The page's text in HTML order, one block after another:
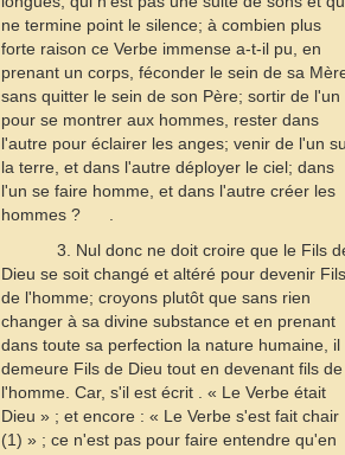
ne termine point le silence; à combien plus
forte raison ce Verbe immense a-t-il pu, en
prenant un corps, féconder le sein de sa
sans quitter le sein de son Père; sortir de l'un
pour se montrer aux hommes, rester dans
l'autre pour éclairer les anges; venir de l'un
la terre, et dans l'autre déployer le ciel; dans
l'un se faire homme, et dans l'autre créer les
hommes ?
3. Nul donc ne doit croire que le Fils
Dieu se soit changé et altéré pour devenir Fils
de l'homme; croyons plutôt que sans rien
changer à sa divine substance et en prenant
dans toute sa perfection la nature humaine, il
demeure Fils de Dieu tout en devenant fils de
l'homme. Car, s'il est écrit .
« Le Verbe était
Dieu » ; et encore : « Le Verbe s'est fait chair
(1) » ; ce n'est pas pour faire entendre qu'en